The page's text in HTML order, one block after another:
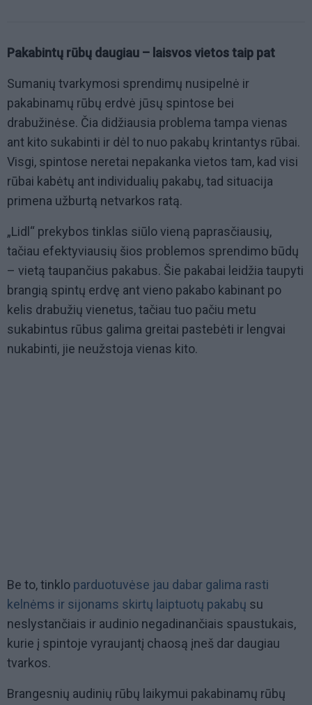
Pakabintų rūbų daugiau – laisvos vietos taip pat
Sumanių tvarkymosi sprendimų nusipelnė ir
pakabinamų rūbų erdvė jūsų spintose bei
drabužinėse. Čia didžiausia problema tampa vienas
ant kito sukabinti ir dėl to nuo pakabų krintantys rūbai.
Visgi, spintose neretai nepakanka vietos tam, kad visi
rūbai kabėtų ant individualių pakabų, tad situacija
primena užburtą netvarkos ratą.
„Lidl“ prekybos tinklas siūlo vieną paprasčiausių,
tačiau efektyviausių šios problemos sprendimo būdų
– vietą taupančius pakabus. Šie pakabai leidžia taupyti
brangią spintų erdvę ant vieno pakabo kabinant po
kelis drabužių vienetus, tačiau tuo pačiu metu
sukabintus rūbus galima greitai pastebėti ir lengvai
nukabinti, jie neužstoja vienas kito.
Be to, tinklo parduotuvėse jau dabar galima rasti
kelnėms ir sijonams skirtų laiptuotų pakabų su
neslystančiais ir audinio negadinančiais spaustukais,
kurie į spintoje vyraujantį chaosą įneš dar daugiau
tvarkos.
Brangesnių audinių rūbų laikymui pakabinamų rūbų